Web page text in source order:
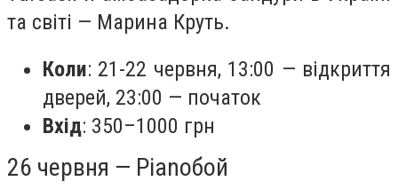
та світі — Марина Круть.
Коли: 21-22 червня, 13:00 — відкриття
дверей, 23:00 — початок
Вхід: 350–1000 грн
26 червня — Pianoбой